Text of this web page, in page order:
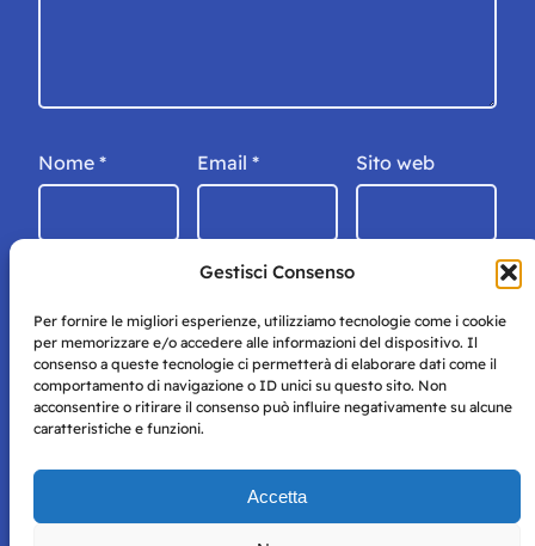
Gestisci Consenso
Per fornire le migliori esperienze, utilizziamo tecnologie come i cookie
per memorizzare e/o accedere alle informazioni del dispositivo. Il
consenso a queste tecnologie ci permetterà di elaborare dati come il
comportamento di navigazione o ID unici su questo sito. Non
acconsentire o ritirare il consenso può influire negativamente su alcune
caratteristiche e funzioni.
Accetta
Nome * Email * Sito web
Storie di Napoli è una testata registrata presso il tribunale di